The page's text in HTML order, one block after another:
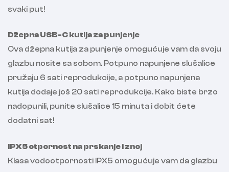
svaki put!
Džepna USB-C kutija za punjenje
Ova džepna kutija za punjenje omogućuje vam da svoju
glazbu nosite sa sobom. Potpuno napunjene slušalice
pružaju 6 sati reprodukcije, a potpuno napunjena
kutija dodaje još 20 sati reprodukcije. Kako biste brzo
nadopunili, punite slušalice 15 minuta i dobit ćete
dodatni sat!
IPX5 otpornost na prskanje i znoj
Klasa vodootpornosti IPX5 omogućuje vam da glazbu